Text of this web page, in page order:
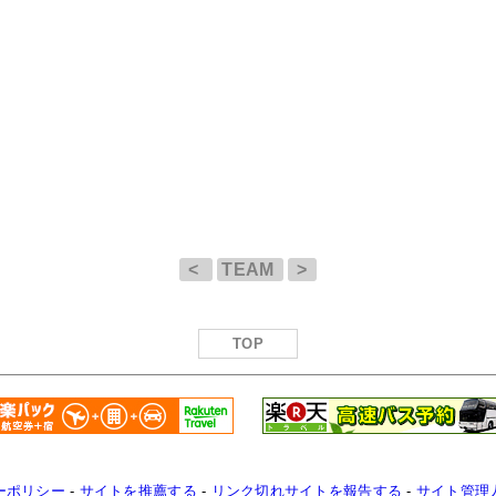
< TEAM >
TOP
ポリシー - サイトを推薦する - リンク切れサイトを報告する - サイト管理